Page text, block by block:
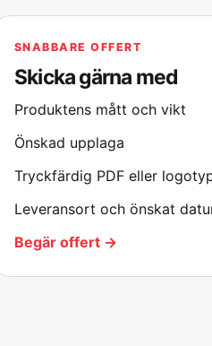
SNABBARE OFFERT
Skicka gärna med
Produktens mått och vikt
Önskad upplaga
Tryckfärdig PDF eller
Leveransort och önskat
Begär offert →